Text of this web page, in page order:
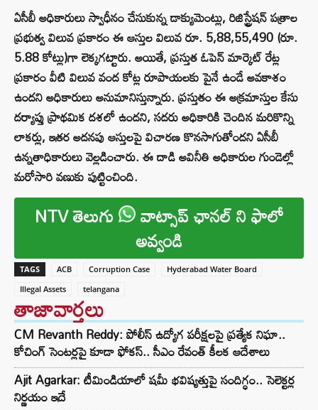
ఏసీబీ అధికారులు స్వాధీనం చేసుకున్న డాక్యుమెంట్లు, రిజిస్ట్రేషన్ పత్రాల
ప్రభుత్వ విలువ ప్రకారం ఈ ఆస్తుల విలువ రూ. 5,88,55,490 (రూ.
5.88 కోట్లు)గా లెక్కగట్టారు. అయితే, ప్రస్తుత ఓపెన్ మార్కెట్ రేట్ల
ప్రకారం వీటి విలువ వంద కోట్ల రూపాయలకు పైనే ఉండే అవకాశం
ఉందని అధికారులు అనుమానిస్తున్నారు. ప్రస్తుతం ఈ అక్రమాస్తుల కేసు
దర్యాప్తు ప్రాథమిక దశలో ఉందని, సదరు అధికారికి చెందిన మరికొన్ని
లాకర్లు, ఇతర అదనపు ఆస్తులపై విచారణ కొనసాగుతోందని ఏసీబీ
ఉన్నతాధికారులు వెల్లడించారు. ఈ దాడి అవినీతి అధికారుల గుండెల్లో
మరోసారి వణుకు పుట్టించింది.
NTV తెలుగు వాట్సాప్ ఛానల్ ని ఫాలో
అవ్వండి
TAGS ACB Corruption Case
Hyderabad Water Board
Illegal Assets
telangana
తాజావార్తలు
CM Revanth Reddy: పోలీస్ ఉద్యోగ పరీక్షలపై ప్రత్యేక నిఘా..
కోచింగ్ సెంటర్లపై కూడా ఫోకస్.. సీఎం రేవంత్ కీలక ఆదేశాలు
Ajit Agarkar: టీమిండియాలో షమీ భవిష్యత్తుపై సందిగ్ధం.. సెలెక్టర్ల
నిర్ణయం ఇదే